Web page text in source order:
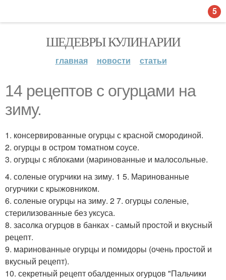
ШЕДЕВРЫ КУЛИНАРИИ
главная новости статьи
14 рецептов с огурцами на
зиму.
1. консервированные огурцы с красной смородиной.
2. огурцы в остром томатном соусе.
3. огурцы с яблоками (маринованные и малосольные.
4. соленые огурчики на зиму. 1 5. Маринованные
огурчики с крыжовником.
6. соленые огурцы на зиму. 2 7. огурцы соленые,
стерилизованные без уксуса.
8. засолка огурцов в банках - самый простой и вкусный
рецепт.
9. маринованные огурцы и помидоры (очень простой и
вкусный рецепт).
10. секретный рецепт обалденных огурцов "Пальчики
5